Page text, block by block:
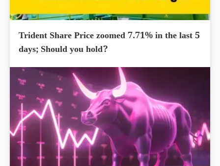
Trident Share Price zoomed 7.71% in the last 5
days; Should you hold?